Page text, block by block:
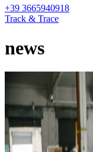
+39 3665940918
Track & Trace
news